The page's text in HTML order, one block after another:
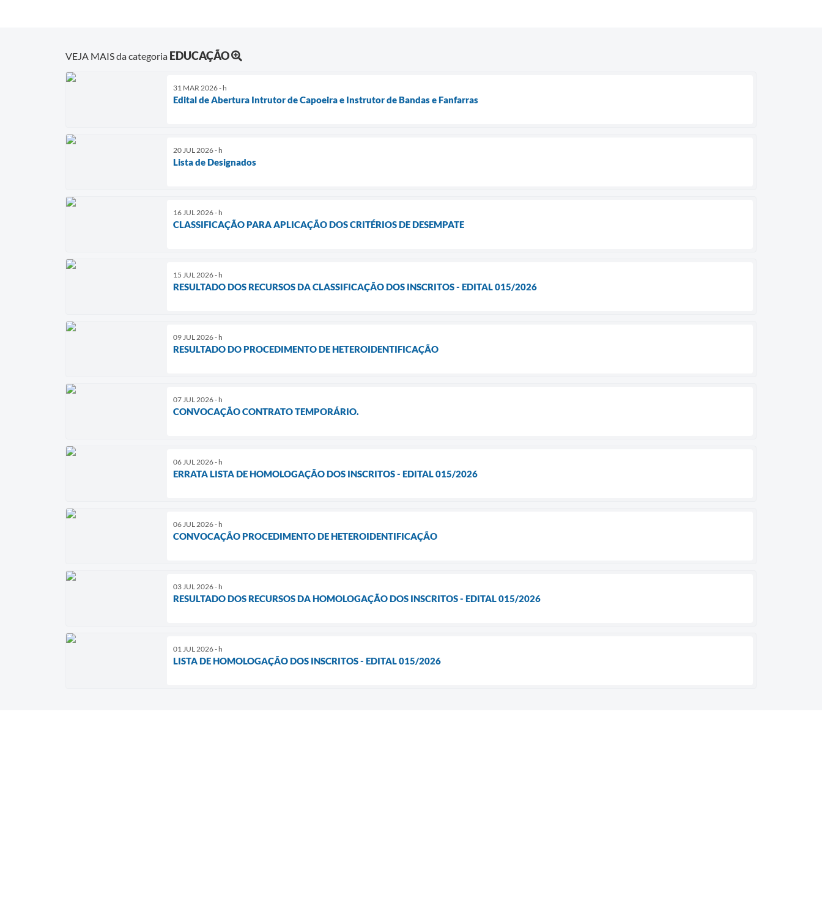
VEJA MAIS da categoria EDUCAÇÃO
31 MAR 2026 - h
Edital de Abertura Intrutor de Capoeira e Instrutor de Bandas e Fanfarras
20 JUL 2026 - h
Lista de Designados
16 JUL 2026 - h
CLASSIFICAÇÃO PARA APLICAÇÃO DOS CRITÉRIOS DE DESEMPATE
15 JUL 2026 - h
RESULTADO DOS RECURSOS DA CLASSIFICAÇÃO DOS INSCRITOS - EDITAL 015/2026
09 JUL 2026 - h
RESULTADO DO PROCEDIMENTO DE HETEROIDENTIFICAÇÃO
07 JUL 2026 - h
CONVOCAÇÃO CONTRATO TEMPORÁRIO.
06 JUL 2026 - h
ERRATA LISTA DE HOMOLOGAÇÃO DOS INSCRITOS - EDITAL 015/2026
06 JUL 2026 - h
CONVOCAÇÃO PROCEDIMENTO DE HETEROIDENTIFICAÇÃO
03 JUL 2026 - h
RESULTADO DOS RECURSOS DA HOMOLOGAÇÃO DOS INSCRITOS - EDITAL 015/2026
01 JUL 2026 - h
LISTA DE HOMOLOGAÇÃO DOS INSCRITOS - EDITAL 015/2026